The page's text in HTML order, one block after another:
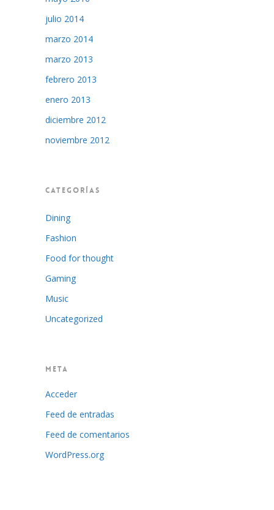
julio 2014
marzo 2014
marzo 2013
febrero 2013
enero 2013
diciembre 2012
noviembre 2012
CATEGORÍAS
Dining
Fashion
Food for thought
Gaming
Music
Uncategorized
META
Acceder
Feed de entradas
Feed de comentarios
WordPress.org